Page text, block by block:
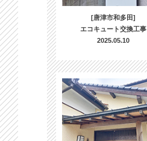
[唐津市和多田]
エコキュート交換工事
2025.05.10